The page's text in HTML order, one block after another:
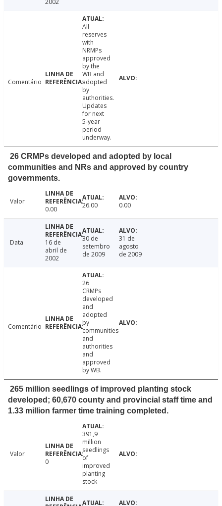
2002
Comentário
All
reserves
with
NRMPs
approved
by the
WB and
adopted
by
authorities.
Updates
for next
5-year
period
underway.
26 CRMPs developed and adopted by local
communities and NRs and approved by country
governments.
Valor
0.00
26.00 0.00
Data
16 de
abril de
2002
30 de
setembro
de 2009
31 de
agosto
de 2009
Comentário
26
CRMPs
developed
and
adopted
by
communities
and
authorities
and
approved
by WB.
265 million seedlings of improved planting stock
developed; 60,670 county and provincial staff time and
1.33 million farmer time training completed.
Valor
0
391,9
million
seedlings
of
improved
planting
stock